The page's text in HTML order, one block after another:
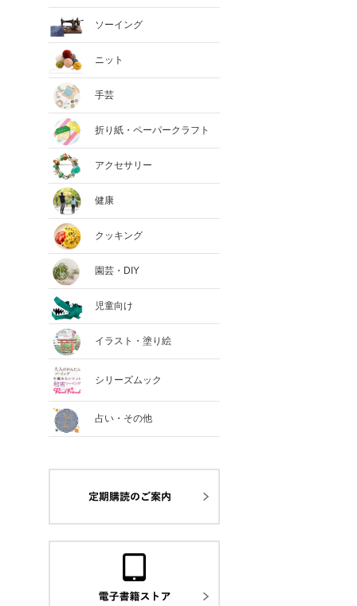
ソーイング
ニット
手芸
折り紙・ペーパークラフト
アクセサリー
健康
クッキング
園芸・DIY
児童向け
イラスト・塗り絵
シリーズムック
占い・その他